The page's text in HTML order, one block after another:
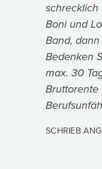
schrecklich
Boni und
Band,
Bedenken
max. 30
SCHRIEB